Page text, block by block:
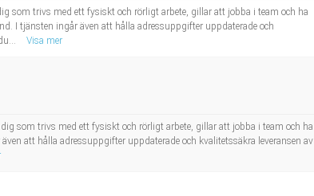
som trivs med ett fysiskt och rörligt arbete, gillar att jobba i team och ha
I tjänsten ingår även att hålla adressuppgifter uppdaterade och
Visa mer
som trivs med ett fysiskt och rörligt arbete, gillar att jobba i team och ha
att hålla adressuppgifter uppdaterade och kvalitetssäkra leveransen av